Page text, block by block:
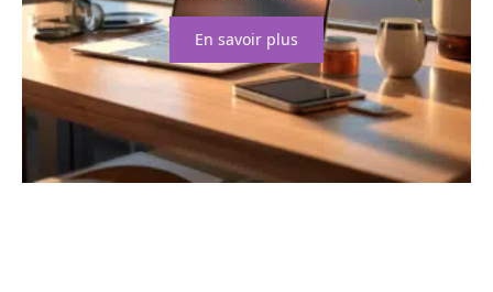
En savoir plus